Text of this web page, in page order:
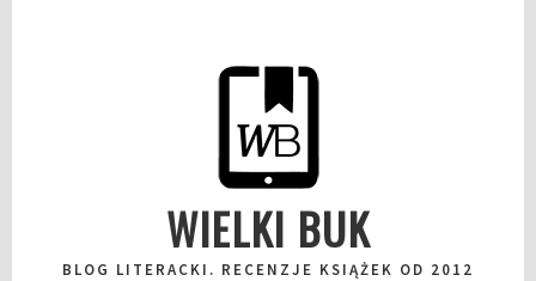
WIELKI BUK
BLOG LITERACKI. RECENZJE KSIĄŻEK OD 2012